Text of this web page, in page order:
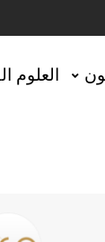
العلوم